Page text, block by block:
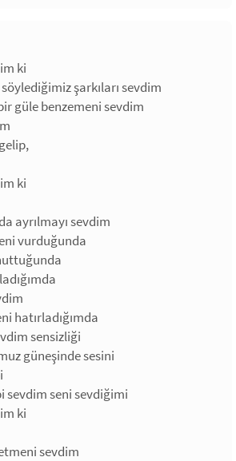
ki
şarkıları sevdim
güle benzemeni sevdim
ki
ayrılmayı sevdim
vurduğunda
hatırladığımda
sensizliği
güneşinde sesini
sevdim seni sevdiğimi
ki
sevdim